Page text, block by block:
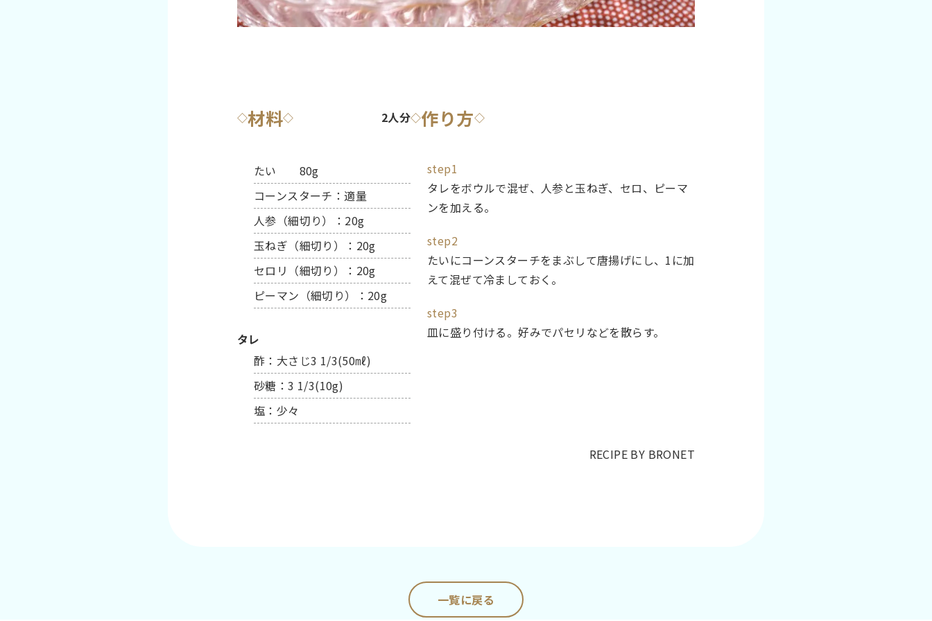
◇材料◇ 2人分
たい 80g
コーンスターチ：適量
人参（細切り）：20g
玉ねぎ（細切り）：20g
セロリ（細切り）：20g
ピーマン（細切り）：20g
タレ
酢：大さじ3 1/3(50㎖)
砂糖：3 1/3(10g)
塩：少々
◇作り方◇
step1
タレをボウルで混ぜ、人参と玉ねぎ、セロ、ピーマ
ンを加える。
step2
たいにコーンスターチをまぶして唐揚げにし、1に加
えて混ぜて冷ましておく。
step3
皿に盛り付ける。好みでパセリなどを散らす。
RECIPE BY BRONET
一覧に戻る